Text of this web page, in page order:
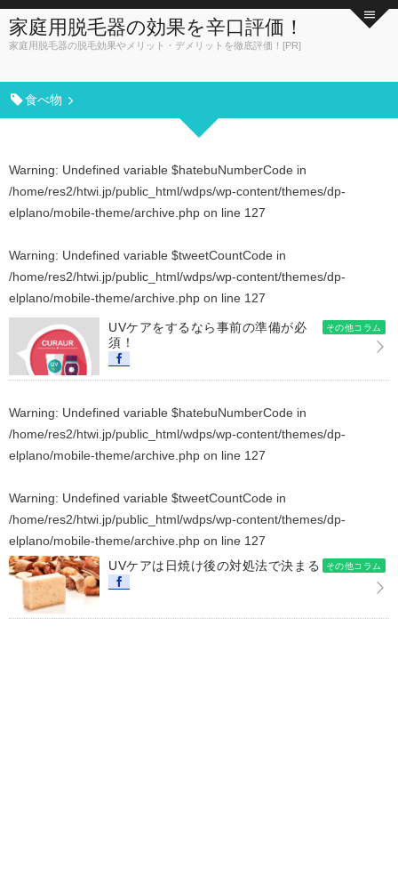
家庭用脱毛器の効果を辛口評価！
家庭用脱毛器の脱毛効果やメリット・デメリットを徹底評価！[PR]
食べ物
Warning: Undefined variable $hatebuNumberCode in
/home/res2/htwi.jp/public_html/wdps/wp-content/themes/dp-
elplano/mobile-theme/archive.php on line 127
Warning: Undefined variable $tweetCountCode in
/home/res2/htwi.jp/public_html/wdps/wp-content/themes/dp-
elplano/mobile-theme/archive.php on line 127
その他コラム
UVケアをするなら事前の準備が必
須！
Warning: Undefined variable $hatebuNumberCode in
/home/res2/htwi.jp/public_html/wdps/wp-content/themes/dp-
elplano/mobile-theme/archive.php on line 127
Warning: Undefined variable $tweetCountCode in
/home/res2/htwi.jp/public_html/wdps/wp-content/themes/dp-
elplano/mobile-theme/archive.php on line 127
その他コラム
UVケアは日焼け後の対処法で決まる